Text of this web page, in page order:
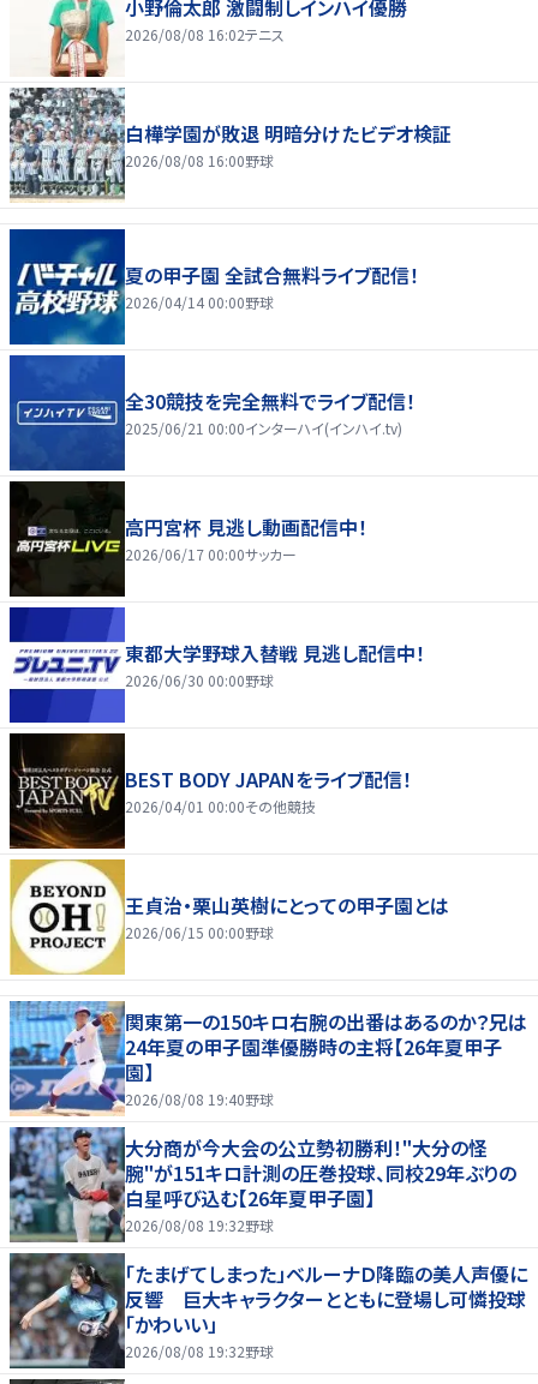
小野倫太郎 激闘制しインハイ優勝
2026/08/08 16:02テニス
白樺学園が敗退 明暗分けたビデオ検証
2026/08/08 16:00野球
夏の甲子園 全試合無料ライブ配信！
2026/04/14 00:00野球
全30競技を完全無料でライブ配信！
2025/06/21 00:00インターハイ(インハイ.tv)
高円宮杯 見逃し動画配信中！
2026/06/17 00:00サッカー
東都大学野球入替戦 見逃し配信中！
2026/06/30 00:00野球
BEST BODY JAPANをライブ配信！
2026/04/01 00:00その他競技
王貞治・栗山英樹にとっての甲子園とは
2026/06/15 00:00野球
関東第一の150キロ右腕の出番はあるのか？兄は
24年夏の甲子園準優勝時の主将【26年夏甲子
園】
2026/08/08 19:40野球
大分商が今大会の公立勢初勝利！"大分の怪
腕"が151キロ計測の圧巻投球、同校29年ぶりの
白星呼び込む【26年夏甲子園】
2026/08/08 19:32野球
「たまげてしまった」ベルーナＤ降臨の美人声優に
反響 巨大キャラクターとともに登場し可憐投球
「かわいい」
2026/08/08 19:32野球